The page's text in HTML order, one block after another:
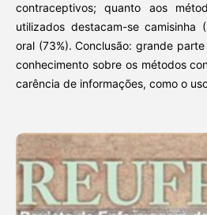
contraceptivos; quanto aos
utilizados destacam-se camisinha
oral (73%). Conclusão: grande
conhecimento sobre os métodos
carência de informações, como o